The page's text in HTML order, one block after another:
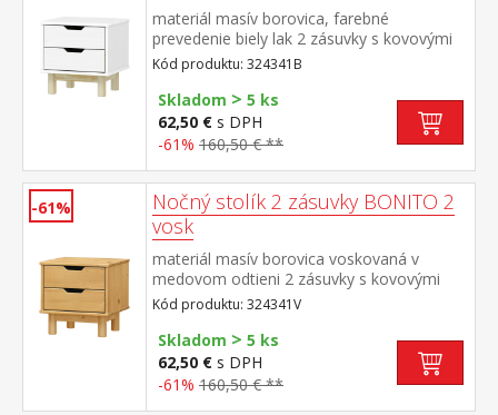
materiál masív borovica, farebné
prevedenie biely lak 2 zásuvky s kovovými
pojazdmi
Kód produktu: 324341B
Skladom > 5 ks
62,50 € s DPH
-61% 160,50 € **
-61%
Nočný stolík 2 zásuvky BONITO 2
vosk
materiál masív borovica voskovaná v
medovom odtieni 2 zásuvky s kovovými
pojazdmi
Kód produktu: 324341V
Skladom > 5 ks
62,50 € s DPH
-61% 160,50 € **